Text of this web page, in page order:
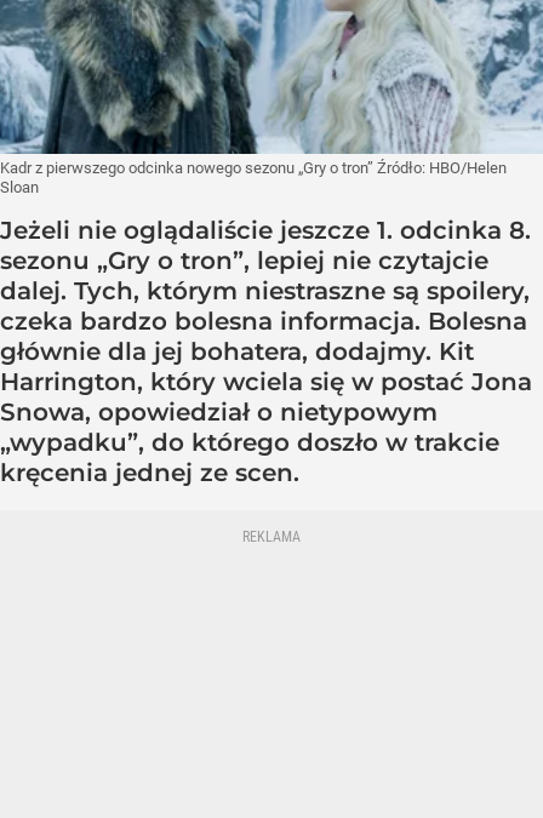
Kadr z pierwszego odcinka nowego sezonu „Gry o tron” Źródło: HBO/Helen
Sloan
Jeżeli nie oglądaliście jeszcze 1. odcinka 8.
sezonu „Gry o tron”, lepiej nie czytajcie
dalej. Tych, którym niestraszne są spoilery,
czeka bardzo bolesna informacja. Bolesna
głównie dla jej bohatera, dodajmy. Kit
Harrington, który wciela się w postać Jona
Snowa, opowiedział o nietypowym
„wypadku”, do którego doszło w trakcie
kręcenia jednej ze scen.